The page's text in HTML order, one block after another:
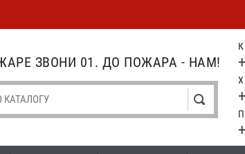
ЗВОНИ 01. ДО ПОЖАРА - НАМ!